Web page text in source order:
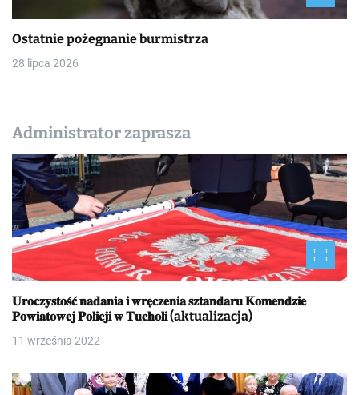
Ostatnie pożegnanie burmistrza
28 lipca 2026
Administrator zaprasza
𝐔𝐫𝐨𝐜𝐳𝐲𝐬𝐭𝐨𝐬́𝐜́ 𝐧𝐚𝐝𝐚𝐧𝐢𝐚 𝐢 𝐰𝐫𝐞̨𝐜𝐳𝐞𝐧𝐢𝐚 𝐬𝐳𝐭𝐚𝐧𝐝𝐚𝐫𝐮 𝐊𝐨𝐦𝐞𝐧𝐝𝐳𝐢𝐞
𝐏𝐨𝐰𝐢𝐚𝐭𝐨𝐰𝐞𝐣 𝐏𝐨𝐥𝐢𝐜𝐣𝐢 𝐰 𝐓𝐮𝐜𝐡𝐨𝐥𝐢 (aktualizacja)
11 września 2022